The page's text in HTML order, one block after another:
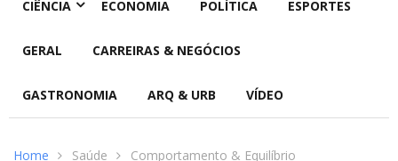
CIÊNCIA ECONOMIA POLÍTICA ESPORTES
GERAL CARREIRAS & NEGÓCIOS
GASTRONOMIA ARQ & URB VÍDEO
Home Saúde Comportamento & Equilíbrio